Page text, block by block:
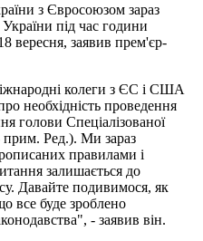
з Євросоюзом зараз
під час години
вересня, заявив прем'єр-
колеги з ЄС і США
необхідність проведення
голови Спеціалізованої
прим. Ред.). Ми зараз
правилами і
залишається до
Давайте подивимося, як
все буде зроблено
- заявив він.